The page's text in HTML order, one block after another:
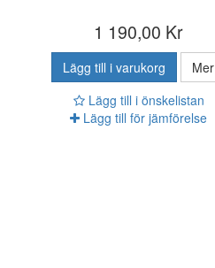
1 190,00 Kr
Lägg till i varukorg
Mer
Lägg till i önskelistan
Lägg till för jämförelse